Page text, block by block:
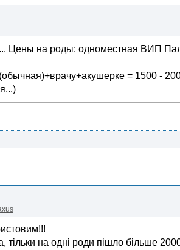
Цены на роды: одноместная ВИП
= 1500 -
на одні роди пішло більше